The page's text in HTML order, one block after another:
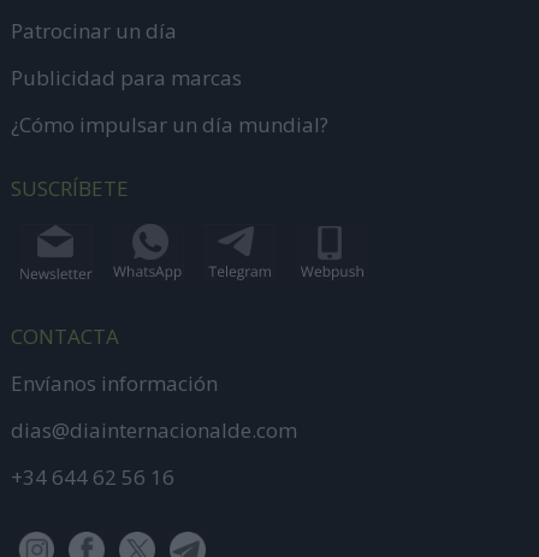
Patrocinar un día
Publicidad para marcas
¿Cómo impulsar un día mundial?
SUSCRÍBETE
CONTACTA
Envíanos información
dias@diainternacionalde.com
+34 644 62 56 16